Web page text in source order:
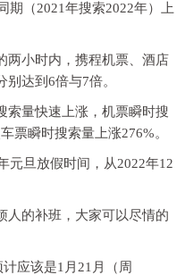
期（2021年搜索2022年）上
两小时内，携程机票、酒店
达到6倍与7倍。
索量快速上涨，机票瞬时搜
票瞬时搜索量上涨276%。
元旦放假时间，从2022年12
人的补班，大家可以尽情的
应该是1月21月（周